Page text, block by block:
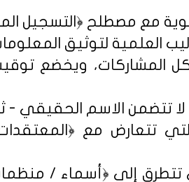
المشاركات، ويخضع
تتعارض مع ﴿المعتقدات
إلى ﴿أسماء / منظمات﴾